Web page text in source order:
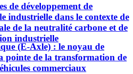
de développement de
industrielle dans le contexte de
de la neutralité carbone et de
industrielle
(E-Axle) : le noyau de
pointe de la transformation de
commerciaux